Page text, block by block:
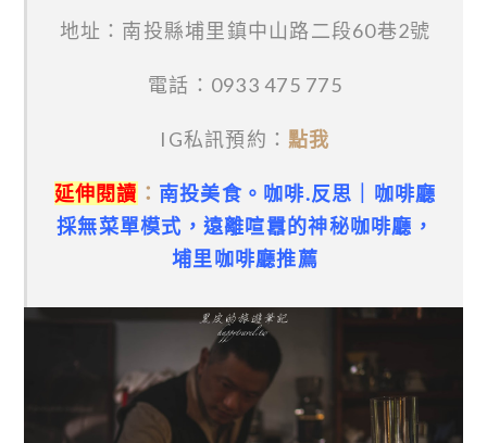
地址：南投縣埔里鎮中山路二段60巷2號
電話：0933 475 775
IG私訊預約： 點我
延伸閱讀 ： 南投美食。咖啡.反思｜咖啡廳
採無菜單模式，遠離喧囂的神秘咖啡廳，
埔里咖啡廳推薦